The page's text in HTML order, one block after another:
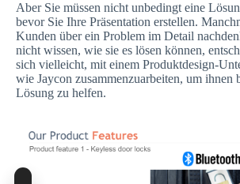
Aber Sie müssen nicht unbedingt eine
bevor Sie Ihre Präsentation erstellen.
Kunden über ein Problem im Detail
nicht wissen, wie sie es lösen können,
sich vielleicht, mit einem Produktdesign-
wie Jaycon zusammenzuarbeiten, um ihnen
Lösung zu helfen.